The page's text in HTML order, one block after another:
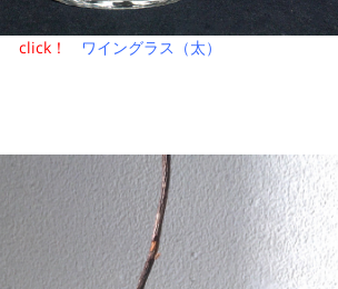
click！ ワイングラス（太）